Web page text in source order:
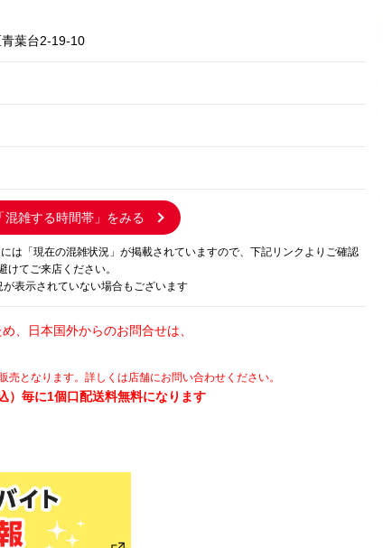
葉台2-19-10
混雑する時間帯」をみる
は「現在の混雑状況」が掲載されていますので、下記リンクよりご確認
けてご来店ください。
表示されていない場合もございます
、日本国外からのお問合せは、
となります。詳しくは店舗にお問い合わせください。
）毎に1個口配送料無料になります